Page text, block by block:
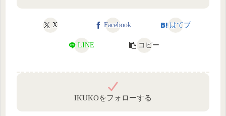
X Facebook はてブ
LINE コピー
IKUKOをフォローする